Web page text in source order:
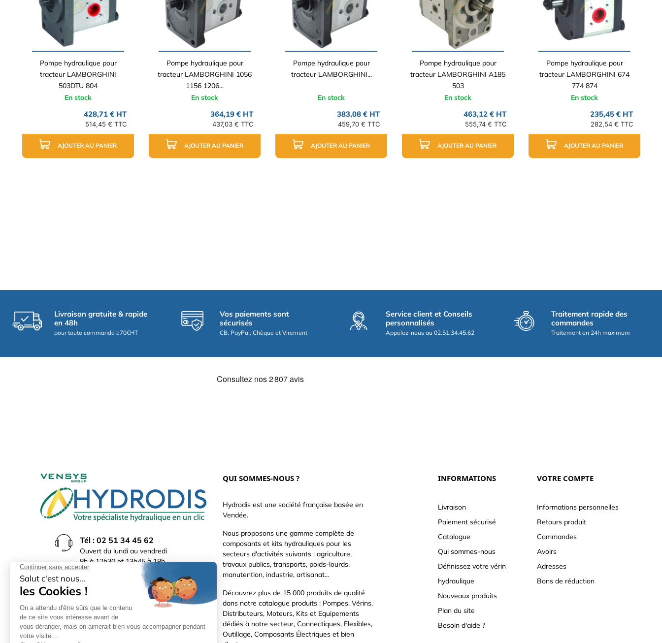
Pompe hydraulique pour
tracteur LAMBORGHINI
503DTU 804
En stock
428,71 € HT
514,45 € TTC
AJOUTER AU PANIER
Pompe hydraulique pour
tracteur LAMBORGHINI 1056
1156 1206...
En stock
364,19 € HT
437,03 € TTC
AJOUTER AU PANIER
Pompe hydraulique pour
tracteur LAMBORGHINI...
En stock
383,08 € HT
459,70 € TTC
AJOUTER AU PANIER
Pompe hydraulique pour
tracteur LAMBORGHINI A185
503
En stock
463,12 € HT
555,74 € TTC
AJOUTER AU PANIER
Pompe hydraulique pour
tracteur LAMBORGHINI 674
774 874
En stock
235,45 € HT
282,54 € TTC
AJOUTER AU PANIER
Livraison gratuite & rapide
en 48h
pour toute commande ≥70€HT
Vos paiements sont
sécurisés
CB, PayPal, Chèque et Virement
Service client et Conseils
personnalisés
Appelez-nous au 02.51.34.45.62
Traitement rapide des
commandes
Traitement en 24h maximum
Tél : 02 51 34 45 62
Ouvert du lundi au vendredi
8h à 12h30 et 13h45 à 18h
(17h30 le vendredi)
Rue du Bocage La Ribotière
85170 Le Poiré sur Vie
QUI SOMMES-NOUS ?
Hydrodis est une société française basée en
Vendée.
Nous proposons une gamme complète de
composants et kits hydrauliques pour les
secteurs d'activités suivants : agriculture,
travaux publics, transports, poids-lourds,
manutention, industrie, artisanat...
Découvrez plus de 15 000 produits de qualité
dans notre catalogue produits : Pompes, Vérins,
Distributeurs, Moteurs, Kits et Equipements
dédiés à notre secteur, Connectiques, Flexibles,
Outillage, Composants Électriques et bien
INFORMATIONS
Livraison
Paiement sécurisé
Catalogue
Qui sommes-nous
Définissez votre vérin
hydraulique
Nouveaux produits
Plan du site
Besoin d'aide ?
VOTRE COMPTE
Informations personnelles
Retours produit
Commandes
Avoirs
Adresses
Bons de réduction